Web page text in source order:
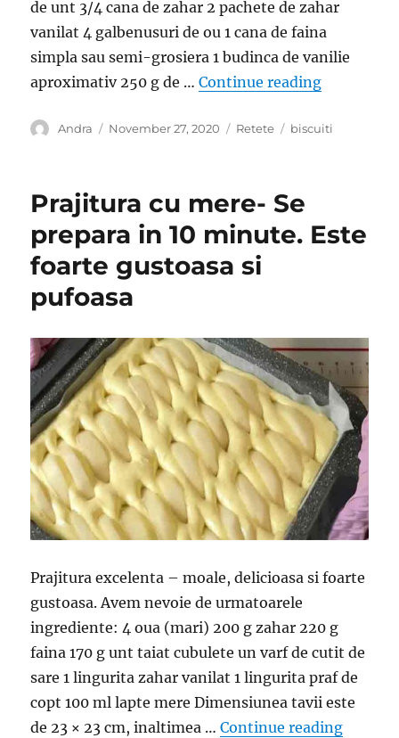
de unt 3/4 cana de zahar 2 pachete de zahar
vanilat 4 galbenusuri de ou 1 cana de faina
simpla sau semi-grosiera 1 budinca de vanilie
aproximativ 250 g de …Continue reading“Desert
Author
Andra
Posted
November 27, 2020 Categories
Retete Tags
biscuiti
Prajitura cu mere- Se
prepara in 10 minute. Este
foarte gustoasa si
pufoasa
Prajitura excelenta – moale, delicioasa si foarte
gustoasa. Avem nevoie de urmatoarele
ingrediente: 4 oua (mari) 200 g zahar 220 g
faina 170 g unt taiat cubulete un varf de cutit de
sare 1 lingurita zahar vanilat 1 lingurita praf de
copt 100 ml lapte mere Dimensiunea tavii este
de 23 × 23 cm, inaltimea …Continue reading